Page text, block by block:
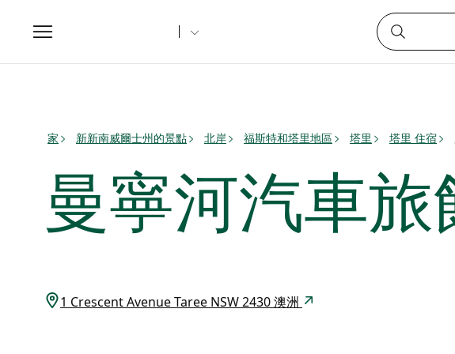
Toggle
navigation
家 新新南威爾士州的景點 北岸 福斯特和塔里地區 塔里 塔里 住宿
曼寧河汽車旅
1 Crescent Avenue Taree NSW 2430 澳洲